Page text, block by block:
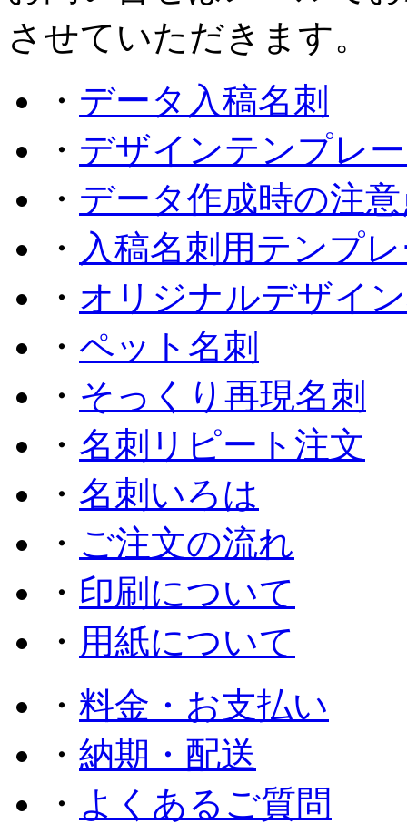
させていただきます。
・ データ入稿名刺
・ デザインテンプレ
・ データ作成時の注
・ 入稿名刺用テンプ
・ オリジナルデザイ
・ ペット名刺
・ そっくり再現名刺
・ 名刺リピート注文
・ 名刺いろは
・ ご注文の流れ
・ 印刷について
・ 用紙について
・ 料金・お支払い
・ 納期・配送
・ よくあるご質問